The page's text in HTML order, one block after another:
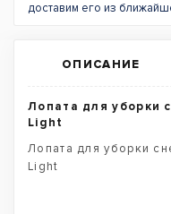
доставим его из
ОПИСАНИЕ
Лопата для уборки
Light
Лопата для уборки
Light